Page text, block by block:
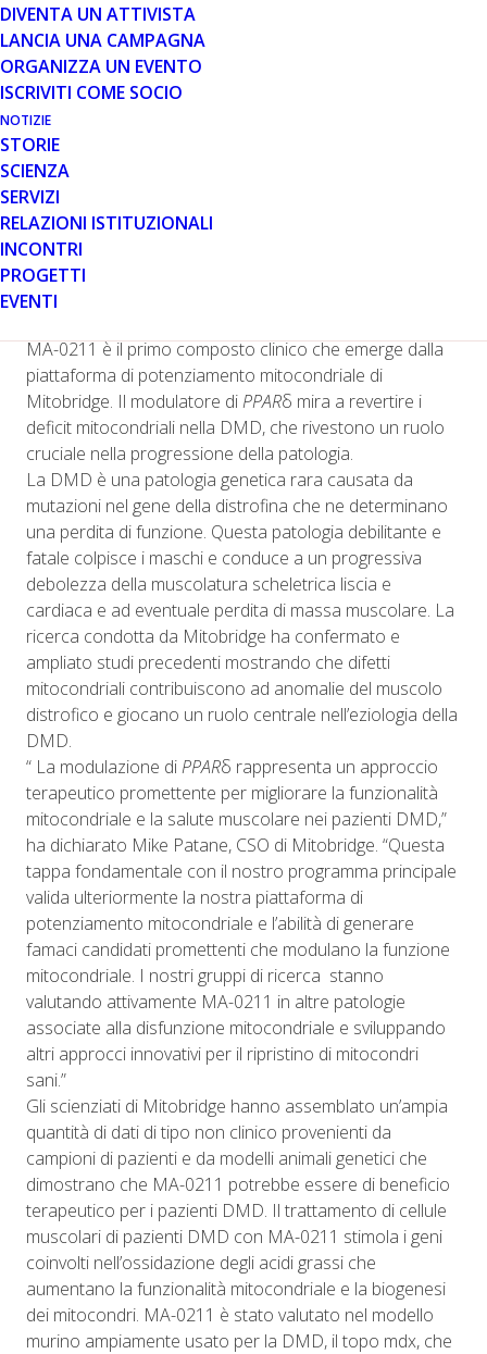
DIVENTA UN ATTIVISTA
LANCIA UNA CAMPAGNA
ORGANIZZA UN EVENTO
ISCRIVITI COME SOCIO
NOTIZIE
STORIE
SCIENZA
SERVIZI
RELAZIONI ISTITUZIONALI
INCONTRI
PROGETTI
EVENTI
8 agosto 2017
CAMBRIDGE, Mass.–(BUSINESS WIRE
una company pionieristica nella scoperta e sviluppo di
prodotti che migliorano la funzionalità mitocondriale,
annuncia oggi il raggiungimento di una tappa
fondamentale con l’avvio del primo trial clinico nell’uomo
di fase 1 con il suo modulatore di PPAR-delta (
MA-0211 (anche noto come MTB-1). Lo studio valuterà
la sicurezza, tollerabilità, farmacocinetica e
farmacodinamica di MA-0211 in volontari sani che
forniranno le basi per un programma di studio nei
MA-0211 è il primo composto clinico che emerge dalla
piattaforma di potenziamento mitocondriale di
Mitobridge. Il modulatore diPPARδ mira a revertire i
deficit mitocondriali nella DMD, che rivestono un ruolo
cruciale nella progressione della patologia.
La DMD è una patologia genetica rara causata da
mutazioni nel gene della distrofina che ne determinano
una perdita di funzione. Questa patologia debilitante e
fatale colpisce i maschi e conduce a un progressiva
debolezza della muscolatura scheletrica liscia e
cardiaca e ad eventuale perdita di massa muscolare. La
ricerca condotta da Mitobridge ha confermato e
ampliato studi precedenti mostrando che difetti
mitocondriali contribuiscono ad anomalie del muscolo
distrofico e giocano un ruolo centrale nell’eziologia della
DMD.
“ La modulazione diPPARδ rappresenta un approccio
terapeutico promettente per migliorare la funzionalità
mitocondriale e la salute muscolare nei pazienti DMD,”
ha dichiarato Mike Patane, CSO di Mitobridge. “Questa
tappa fondamentale con il nostro programma principale
valida ulteriormente la nostra piattaforma di
potenziamento mitocondriale e l’abilità di generare
famaci candidati promettenti che modulano la funzione
mitocondriale. I nostri gruppi di ricerca stanno
valutando attivamente MA-0211 in altre patologie
associate alla disfunzione mitocondriale e sviluppando
altri approcci innovativi per il ripristino di mitocondri
sani.”
Gli scienziati di Mitobridge hanno assemblato un’ampia
quantità di dati di tipo non clinico provenienti da
campioni di pazienti e da modelli animali genetici che
dimostrano che MA-0211 potrebbe essere di beneficio
terapeutico per i pazienti DMD. Il trattamento di cellule
muscolari di pazienti DMD con MA-0211 stimola i geni
coinvolti nell’ossidazione degli acidi grassi che
aumentano la funzionalità mitocondriale e la biogenesi
dei mitocondri. MA-0211 è stato valutato nel modello
murino ampiamente usato per la DMD, il topo mdx, che